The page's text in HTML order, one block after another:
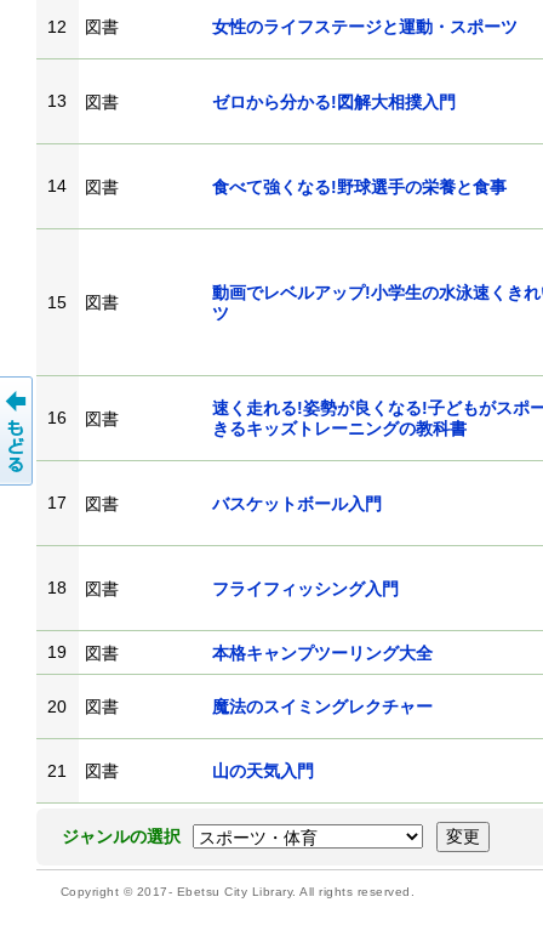
12 図書 女性のライフステージと運動・スポーツ
13 図書 ゼロから分かる!図解大相撲入門
14 図書 食べて強くなる!野球選手の栄養と食事
15 図書
動画でレベルアップ!小学生の水泳速くき
ツ
16 図書
速く走れる!姿勢が良くなる!子どもがスポ
きるキッズトレーニングの教科書
17 図書 バスケットボール入門
18 図書 フライフィッシング入門
19 図書 本格キャンプツーリング大全
20 図書 魔法のスイミングレクチャー
21 図書 山の天気入門
ジャンルの選択
Copyright © 2017- Ebetsu City Library. All rights reserved.